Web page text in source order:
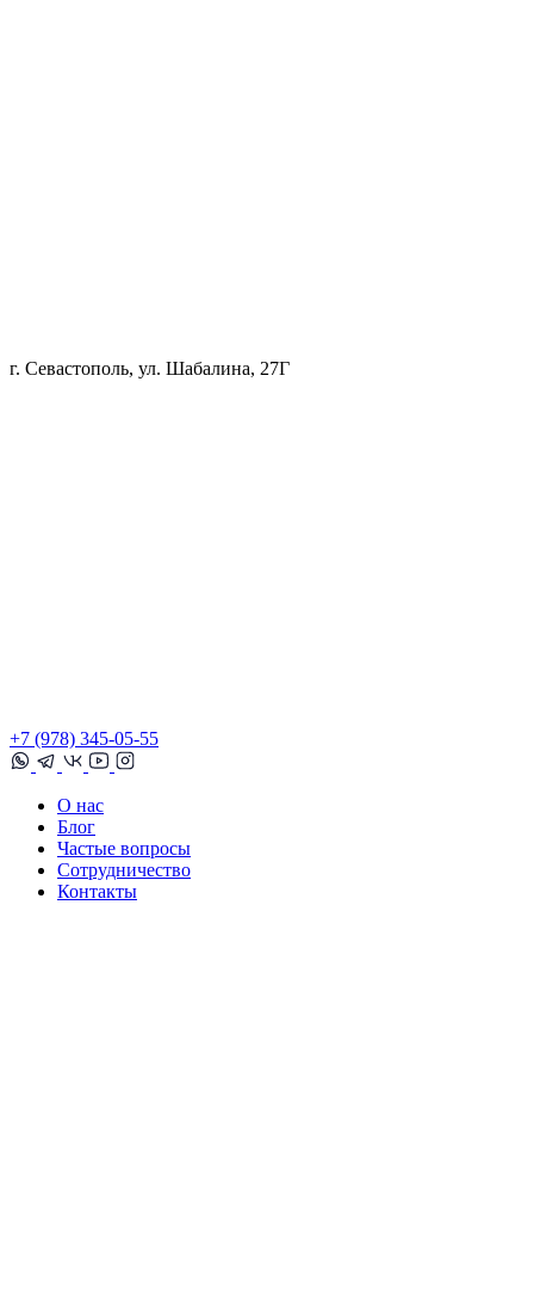
г. Севастополь, ул. Шабалина, 27Г
+7 (978) 345-05-55
О нас
Блог
Частые вопросы
Сотрудничество
Контакты